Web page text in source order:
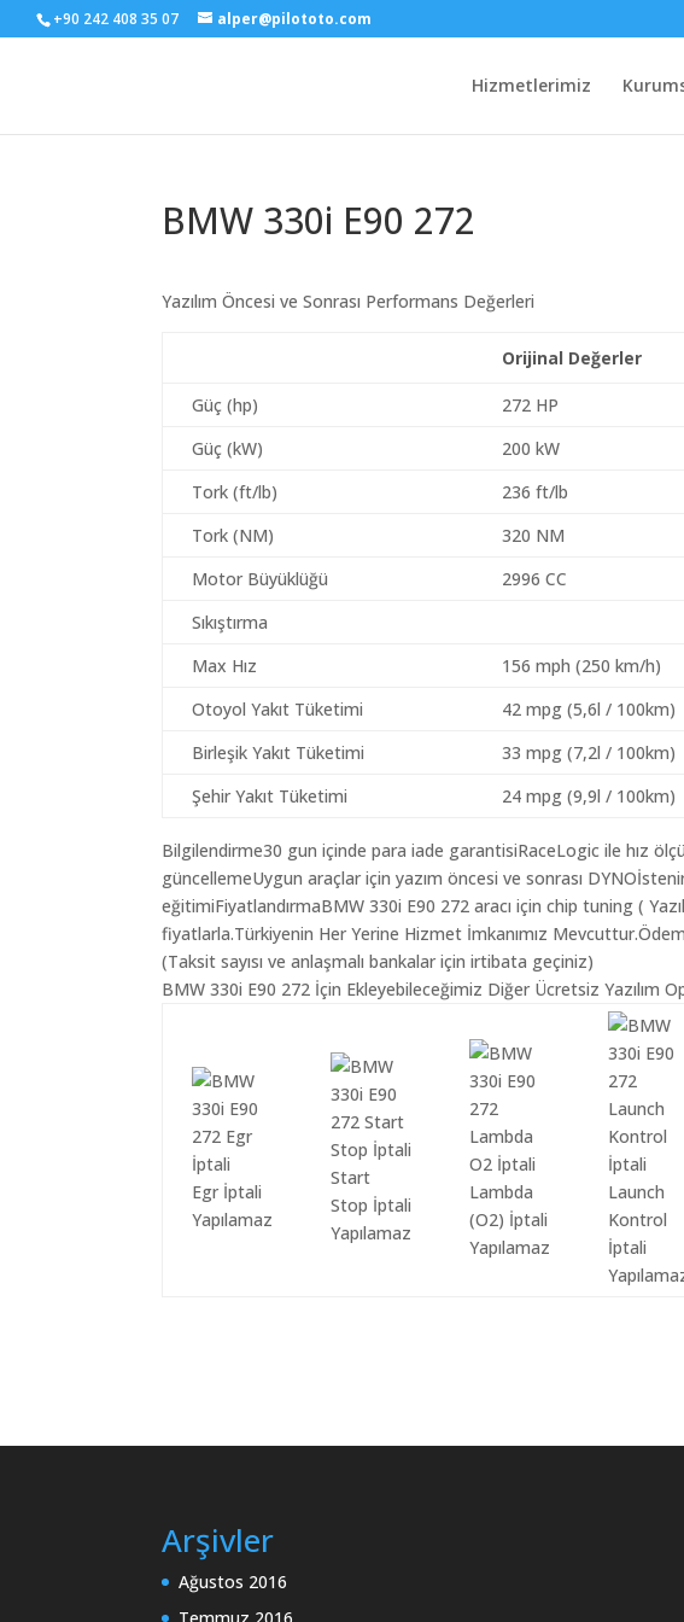
+90 242 408 35 07 alper@pilototo.com
Hizmetlerimiz
BMW 330i E90 272
Yazılım Öncesi ve Sonrası Performans Değerleri
Orijinal Değerler
Güç (hp) 272 HP
Güç (kW)
200 kW
Tork (ft/lb)
236 ft/lb
Tork (NM)
320 NM
Motor Büyüklüğü
2996 CC
Sıkıştırma
Max Hız
156 mph (250 km/h)
Otoyol Yakıt Tüketimi
42 mpg (5,6l / 100km)
Birleşik Yakıt Tüketimi
33 mpg (7,2l / 100km)
Şehir Yakıt Tüketimi
24 mpg (9,9l / 100km)
Bilgilendirme30 gun içinde para iade garantisiRaceLogic ile hız
güncellemeUygun araçlar için yazım öncesi ve sonrası
eğitimiFiyatlandırmaBMW 330i E90 272 aracı için chip tuning (
fiyatlarla.Türkiyenin Her Yerine Hizmet İmkanımız
(Taksit sayısı ve anlaşmalı bankalar için irtibata geçiniz)
BMW 330i E90 272 İçin Ekleyebileceğimiz Diğer Ücretsiz Yazılım
Egr İptali
Yapılamaz
Start
Stop İptali
Yapılamaz
Lambda
(O2) İptali
Yapılamaz
Launch
Kontrol
İptali
Arşivler
Ağustos 2016
Temmuz 2016